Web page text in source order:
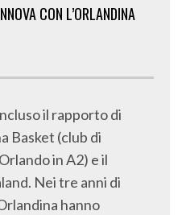
CON L’ORLANDINA
il rapporto di
Basket (club di
in A2) e il
Nei tre anni di
hanno